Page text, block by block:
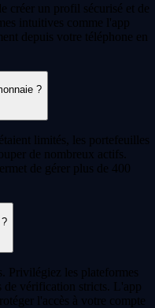
créer un profil sécurisé et de
intuitives comme l'app
depuis votre téléphone en
?
limités, les portefeuilles
de nombreux actifs.
de gérer plus de 400
Privilégiez les plateformes
de vérification stricts. L'app
l'accès à votre compte